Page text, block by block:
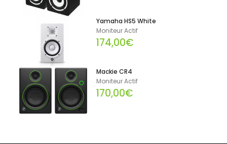
Yamaha HS5 White
Moniteur Actif
174,00€
Mackie CR4
Moniteur Actif
170,00€